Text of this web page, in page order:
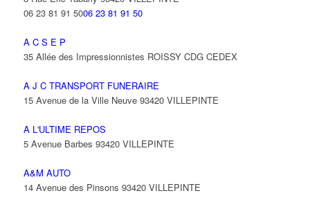
06 23 81 91 5006 23 81 91 50
A C S E P
35 Allée des Impressionnistes ROISSY CDG CEDEX
A J C TRANSPORT FUNERAIRE
15 Avenue de la Ville Neuve 93420 VILLEPINTE
A L'ULTIME REPOS
5 Avenue Barbes 93420 VILLEPINTE
A&M AUTO
14 Avenue des Pinsons 93420 VILLEPINTE